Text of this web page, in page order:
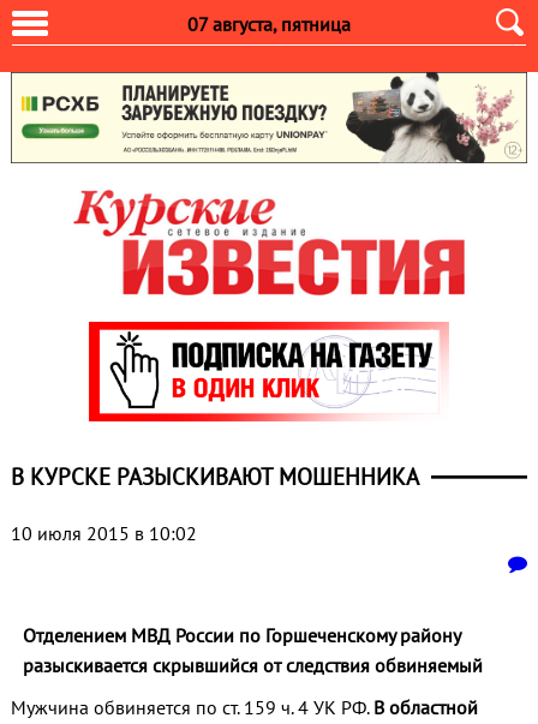
07 августа, пятница
В КУРСКЕ РАЗЫСКИВАЮТ МОШЕННИКА
10 июля 2015 в 10:02
Отделением МВД России по Горшеченскому району
разыскивается скрывшийся от следствия обвиняемый
Мужчина обвиняется по ст. 159 ч. 4 УК РФ. В областной